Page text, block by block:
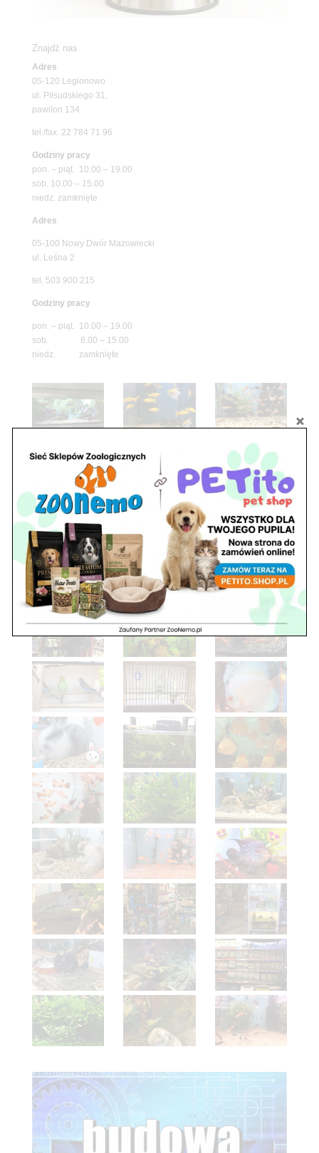
Znajdź nas
Adres
05-120 Legionowo
ul. Piłsudskiego 31,
pawilon 134
tel./fax. 22 784 71 96
Godziny pracy
pon. – piąt. 10.00 – 19.00
sob. 10.00 – 15.00
niedz. zamknięte
Adres
05-100 Nowy Dwór Mazowiecki
ul. Leśna 2
tel. 503 900 215
Godziny pracy
pon. – piąt. 10.00 – 19.00
sob. 8.00 – 15.00
niedz. zamknięte